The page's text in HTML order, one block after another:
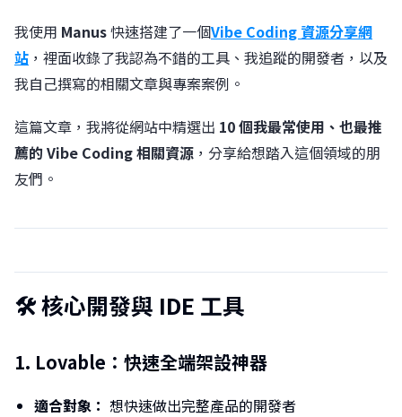
我使用 Manus快速搭建了一個Vibe Coding 資源分享網
站 ，裡面收錄了我認為不錯的工具、我追蹤的開發者，以及
我自己撰寫的相關文章與專案案例。
這篇文章，我將從網站中精選出 10 個我最常使用、也最推
薦的 Vibe Coding 相關資源 ，分享給想踏入這個領域的朋
友們。
🛠️ 核心開發與 IDE 工具
1. Lovable：快速全端架設神器
適合對象： 想快速做出完整產品的開發者